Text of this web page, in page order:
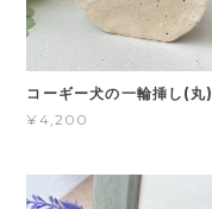
コーギー犬の一輪挿し(丸)
¥4,200